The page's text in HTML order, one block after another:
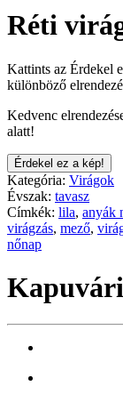
Réti
Kattints az Érdekel
különböző
Kedvenc
alatt!
Érdekel ez a kép!
Kategória: Virágok
Évszak: tavasz
Címkék: lila, anyák
virágzás, mező,
nőnap